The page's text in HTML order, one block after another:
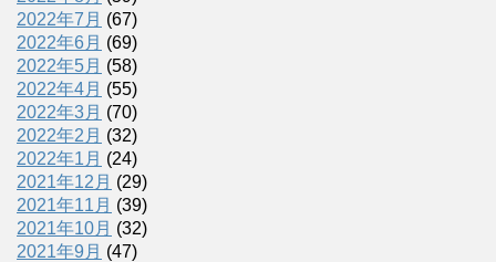
2022年7月 (67)
2022年6月 (69)
2022年5月 (58)
2022年4月 (55)
2022年3月 (70)
2022年2月 (32)
2022年1月 (24)
2021年12月 (29)
2021年11月 (39)
2021年10月 (32)
2021年9月 (47)